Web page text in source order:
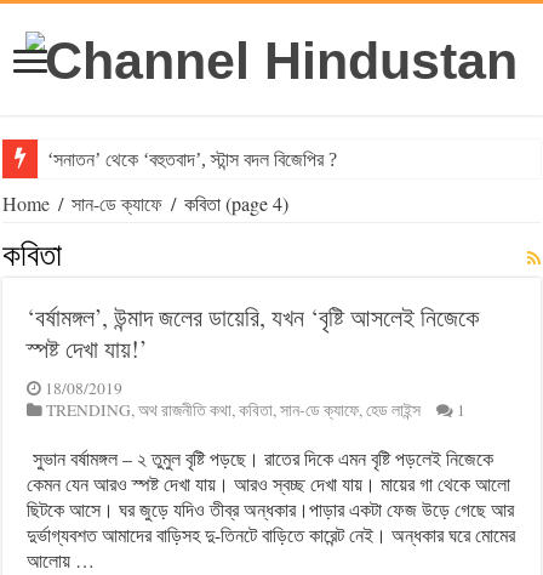
‘সনাতন’ থেকে ‘বহুতবাদ’, স্টান্স বদল বিজেপির ?
Home / সান-ডে ক্যাফে / কবিতা(page 4)
কবিতা
‘বর্ষামঙ্গল’, উন্মাদ জলের ডায়েরি, যখন ‘বৃষ্টি আসলেই নিজেকে
স্পষ্ট দেখা যায়!’
18/08/2019
TRENDING,অথ রাজনীতি কথা,কবিতা,সান-ডে ক্যাফে,হেড লাইন্স 1
সুভান বর্ষামঙ্গল – ২ তুমুল বৃষ্টি পড়ছে। রাতের দিকে এমন বৃষ্টি পড়লেই নিজেকে
কেমন যেন আরও স্পষ্ট দেখা যায়। আরও স্বচ্ছ দেখা যায়। মায়ের গা থেকে আলো
ছিটকে আসে। ঘর জুড়ে যদিও তীব্র অন্ধকার।পাড়ার একটা ফেজ উড়ে গেছে আর
দুর্ভাগ্যবশত আমাদের বাড়িসহ দু-তিনটে বাড়িতে কারেন্ট নেই। অন্ধকার ঘরে মোমের
আলোয় …